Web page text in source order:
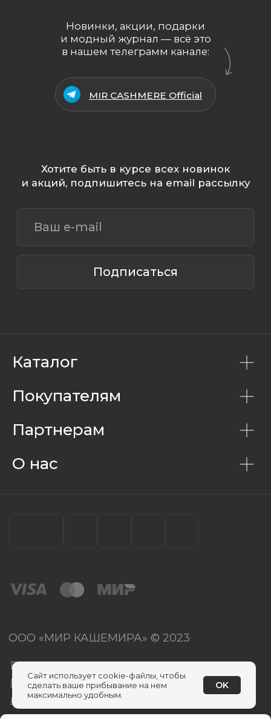
Каталог
Покупателям
Партнерам
О нас
Сайт использует cookie-файлы, чтобы
сделать ваше прибывание на нем
максимально удобным.
OK